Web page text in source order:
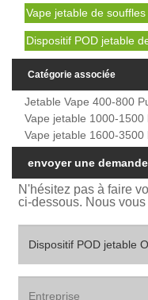
Vape jetable de
Dispositif POD jetable
Catégorie associée
Jetable Vape 400-800
Vape jetable 1000-1500
Vape jetable 1600-3500
envoyer une demande
N'hésitez pas à faire
ci-dessous. Nous